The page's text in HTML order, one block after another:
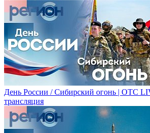
День России / Сибирский огонь | ОТС
трансляция